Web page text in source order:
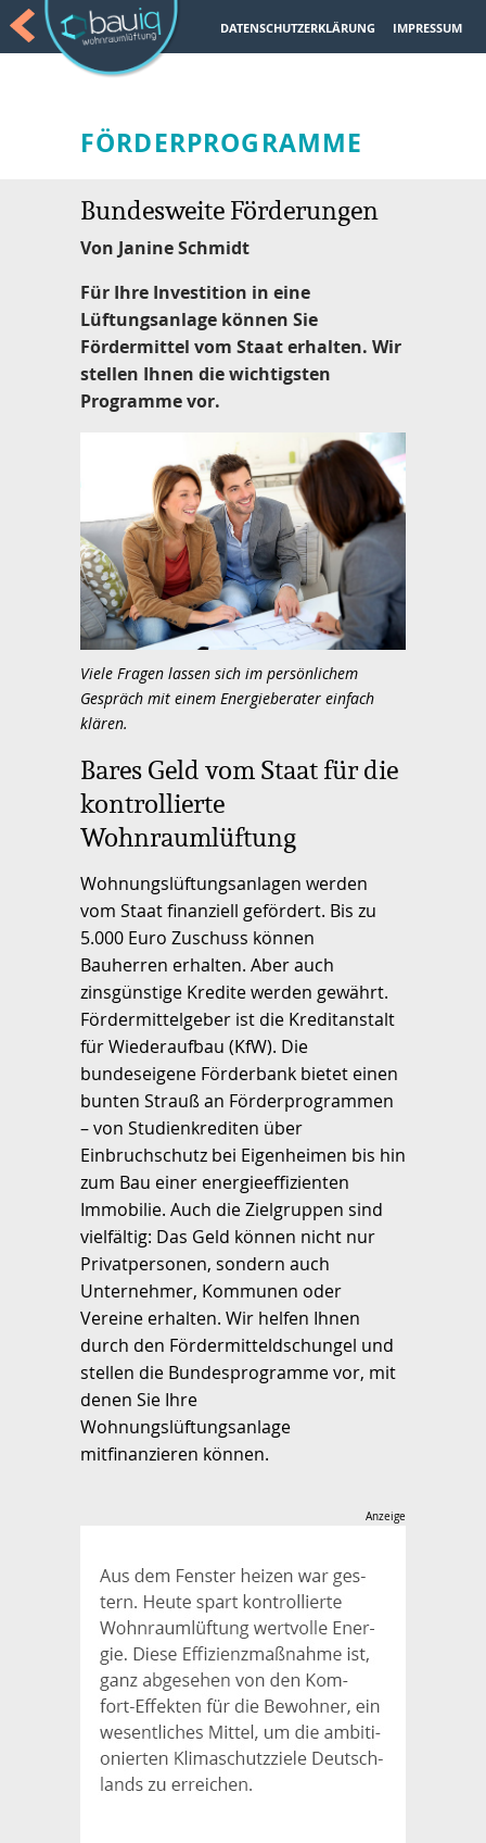
DATENSCHUTZERKLÄRUNG IMPRESSUM
FÖRDERPROGRAMME
Bundesweite Förderungen
Von Janine Schmidt
Für Ihre Investition in eine
Lüftungsanlage können Sie
Fördermittel vom Staat erhalten. Wir
stellen Ihnen die wichtigsten
Programme vor.
Viele Fragen lassen sich im persönlichem
Gespräch mit einem Energieberater einfach
klären.
Bares Geld vom Staat für die
kontrollierte
Wohnraumlüftung
Wohnungslüftungsanlagen werden
vom Staat finanziell gefördert. Bis zu
5.000 Euro Zuschuss können
Bauherren erhalten. Aber auch
zinsgünstige Kredite werden gewährt.
Fördermittelgeber ist die Kreditanstalt
für Wiederaufbau (KfW). Die
bundeseigene Förderbank bietet einen
bunten Strauß an Förderprogrammen
– von Studienkrediten über
Einbruchschutz bei Eigenheimen bis hin
zum Bau einer energieeffizienten
Immobilie. Auch die Zielgruppen sind
vielfältig: Das Geld können nicht nur
Privatpersonen, sondern auch
Unternehmer, Kommunen oder
Vereine erhalten. Wir helfen Ihnen
durch den Fördermitteldschungel und
stellen die Bundesprogramme vor, mit
denen Sie Ihre
Wohnungslüftungsanlage
mitfinanzieren können.